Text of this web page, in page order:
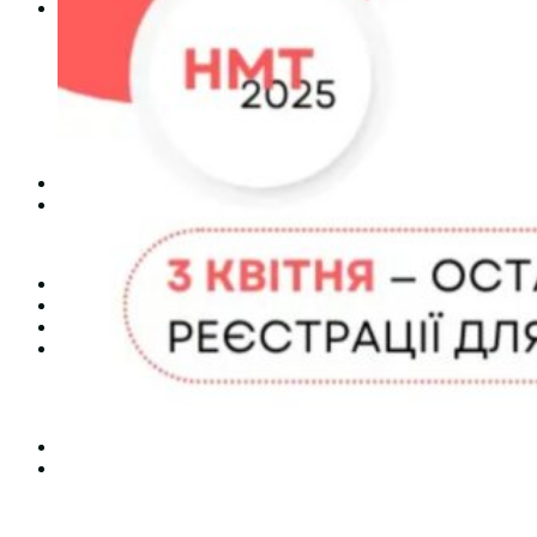
Студентам
Денна форма навчання
Заочна форма навчання
Студентська рада
Документація. Карантин
Документація. Воєнний стан
Неформальна та інформальна освіта
Міжнародне співробітництво для викладачів
Міжнародне співробітництво для студентів
Угоди та договори
Контакти
Публічність
Кваліфікаційний центр МФК
Нормативно-правова база
Форма заяви здобувача